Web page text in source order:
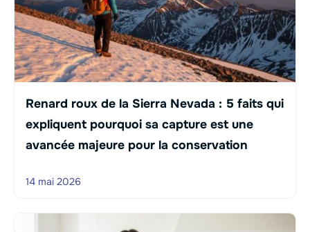
Renard roux de la Sierra Nevada : 5 faits qui
expliquent pourquoi sa capture est une
avancée majeure pour la conservation
14 mai 2026